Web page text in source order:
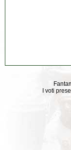
I voti